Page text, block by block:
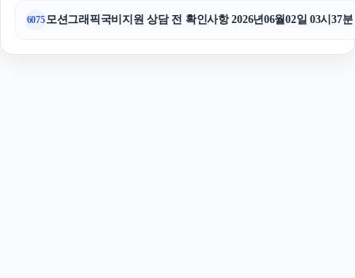
6075모션그래픽국비지원 상담 전 확인사항 2026년06월02일 03시37분